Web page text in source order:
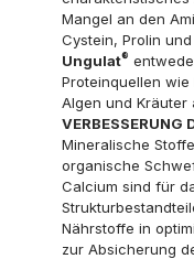
Mangel an den
Cystein, Prolin
Ungulat®
Proteinquellen
Algen und Kräuter
VERBESSERUNG
Mineralische
organische
Calcium sind für
Nährstoffe in
zur Absicherung